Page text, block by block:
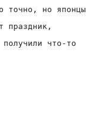
точно, но японцы
праздник,
что-то